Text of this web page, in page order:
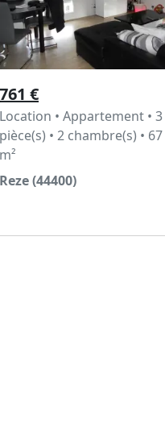
761 €
Location • Appartement • 3
pièce(s) • 2 chambre(s) • 67
m²
Reze (44400)